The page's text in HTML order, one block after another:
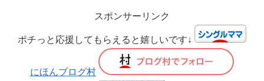
スポンサーリンク
ポチっと応援してもらえると嬉しいです↓
にほんブログ村